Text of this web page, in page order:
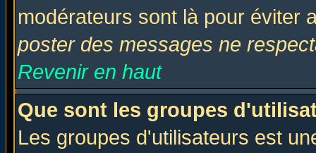
modérateurs sont là pour éviter
poster des messages ne
Revenir en haut
Que sont les groupes
Les groupes d'utilisateurs est